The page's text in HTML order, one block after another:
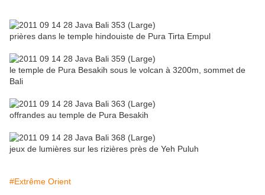
prières dans le temple hindouiste de Pura Tirta Empul
le temple de Pura Besakih sous le volcan à 3200m, sommet de
Bali
offrandes au temple de Pura Besakih
jeux de lumières sur les rizières près de Yeh Puluh
#Extrême Orient